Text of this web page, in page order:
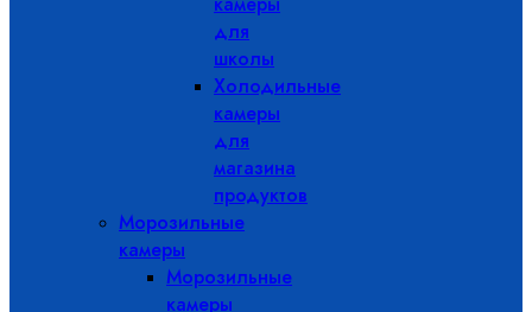
для
школы
Холодильные
камеры
для
магазина
продуктов
Морозильные
камеры
Морозильные
камеры